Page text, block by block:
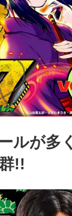
ルが多
!!